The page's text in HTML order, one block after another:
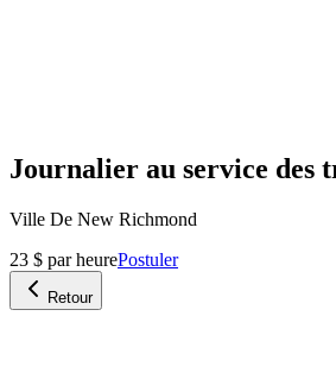
Journalier au service des
Ville De New Richmond
23 $ par heurePostuler
Retour